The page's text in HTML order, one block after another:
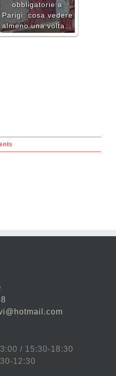
obbligatorie a
Parigi: cosa vedere
almeno una volta…
/ 15:30-18:30
12:30